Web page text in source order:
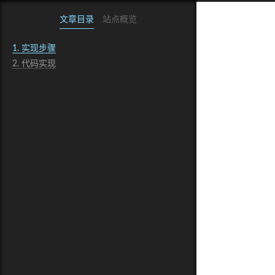
文章目录 站点概览
1. 实现步骤
2. 代码实现